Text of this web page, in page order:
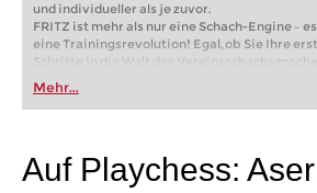
und individueller als je zuvor.
FRITZ ist mehr als nur eine Schach-Engine –
eine Trainingsrevolution! Egal, ob Sie Ihre
Schritte in die Welt des Vereinsschachs machen
oder bereits auf Turnierniveau spielen: Mit
FRITZ trainieren Sie effizienter, intelligenter
individueller als je zuvor.
Mehr...
Auf Playchess: